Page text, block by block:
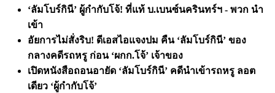
‘ลัมโบร์กินี’ ผู้กำกับโจ้! ที่แท้ บ.เบนซ์นครินทร์ฯ - พวก นำ
เข้า
อัยการไม่สั่งริบ! ดีเอสไอแจงปม คืน‘ลัมโบร์กินี’ ของ
กลางคดีรถหรู ก่อน ‘ผกก.โจ้’ เจ้าของ
เปิดหนังสือถอนอายัด ‘ลัมโบร์กินี’ คดีนำเข้ารถหรู ลอต
เดียว ‘ผู้กำกับโจ้’